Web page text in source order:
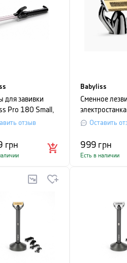
для завивки
Pro 180 Small,
19 мм,
отзыв
грн
Babyliss
Сменное
X-Blade
Оставить
999 грн
Есть в наличии